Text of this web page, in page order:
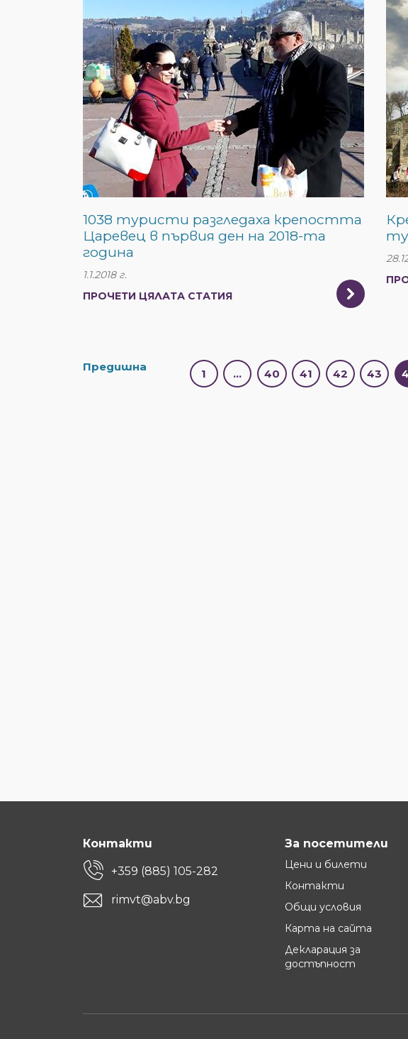
1038 туристи разгледаха крепостта
Царевец в първия ден на 2018-та
година
1.1.2018 г.
ПРОЧЕТИ ЦЯЛАТА СТАТИЯ
Предишна
1 … 40 41 42 43
Контакти
+359 (885) 105-282
rimvt@abv.bg
За посетители
Цени и билети
Контакти
Общи условия
Карта на сайта
Декларация за
достъпност